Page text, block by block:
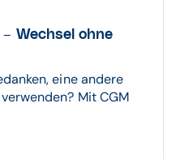
Wechsel ohne
eine andere
Mit CGM